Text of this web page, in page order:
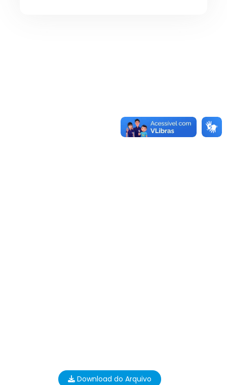
Download do Arquivo